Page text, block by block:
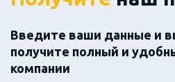
Введите ваши данные и
получите полный и
компании